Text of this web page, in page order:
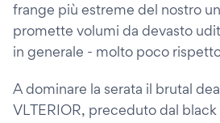
frange più estreme del nostro
promette volumi da devasto
in generale - molto poco
A dominare la serata il brutal
VLTERIOR, preceduto dal